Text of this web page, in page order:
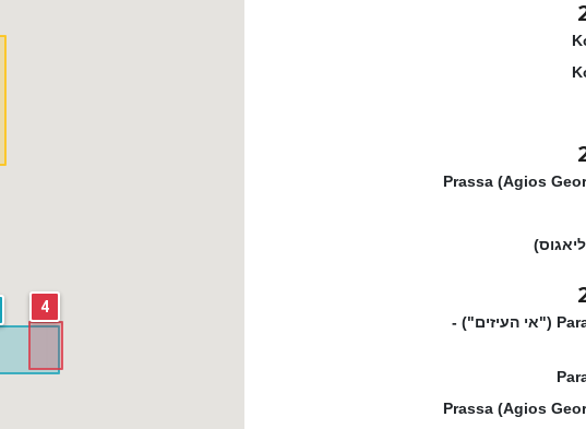
Prassa (Agios
Paralia Poliegos ("אי העיזים") -
Prassa (Agios
4